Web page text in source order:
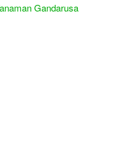
Gandarusa